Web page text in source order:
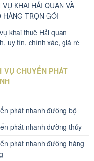
VỤ KHAI HẢI QUAN VÀ
HÀNG TRỌN GÓI
khai thuê Hải quan
uy tín, chính xác, giá rẻ
VỤ CHUYỂN PHÁT
phát nhanh đường bộ
phát nhanh dường thủy
phát nhanh đường hàng